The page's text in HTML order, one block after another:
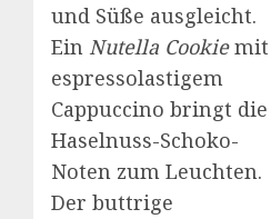
und Süße ausgleicht.
Ein Nutella Cookiemit
espresso­lastigem
Cappuccino bringt die
Haselnuss-Schoko-
Noten zum Leuchten.
Der buttrige